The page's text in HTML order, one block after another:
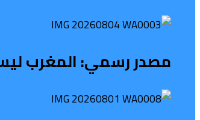
مصدر رسمي: المغرب ليس